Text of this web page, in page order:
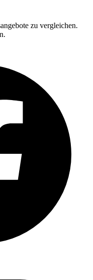
zu vergleichen.